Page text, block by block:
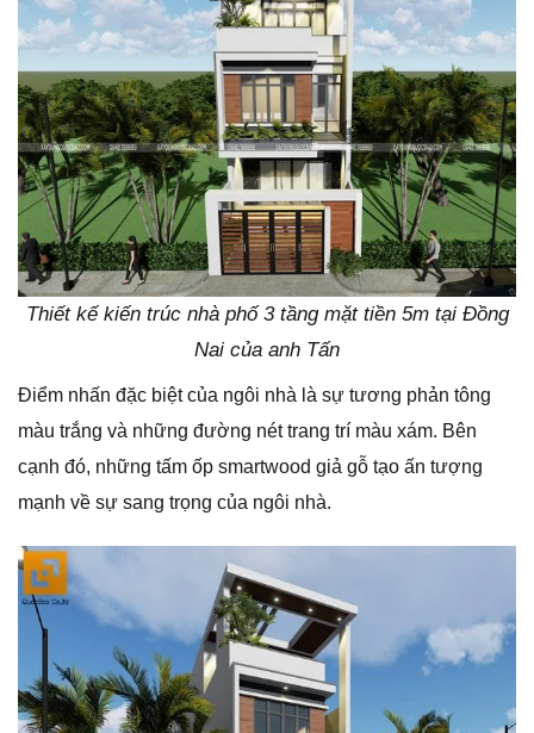
Thiết kế kiến trúc nhà phố 3 tầng mặt tiền 5m tại Đồng
Nai của anh Tấn
Điểm nhấn đặc biệt của ngôi nhà là sự tương phản tông
màu trắng và những đường nét trang trí màu xám. Bên
cạnh đó, những tấm ốp smartwood giả gỗ tạo ấn tượng
mạnh về sự sang trọng của ngôi nhà.